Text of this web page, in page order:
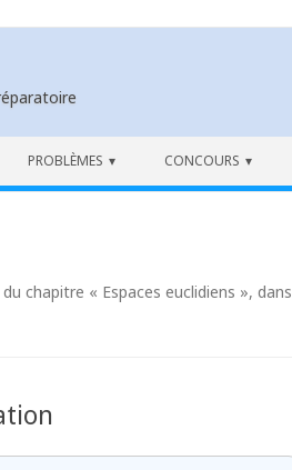
PROBLÈMES CONCOURS
chapitre « Espaces euclidiens », dans